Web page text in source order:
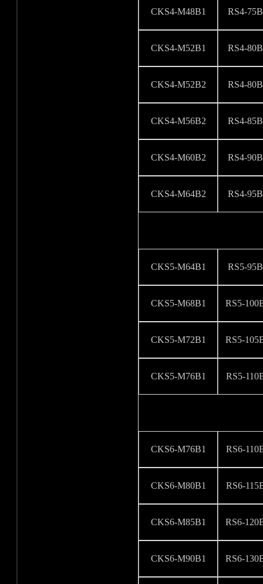
RS4-
CKS4-M48B1
RS4-
CKS4-M52B1
RS4-
CKS4-M52B2
RS4-
CKS4-M56B2
RS4-
CKS4-M60B2
RS4-
CKS4-M64B2
RS5-
CKS5-M64B1
RS5-
CKS5-M68B1
RS5-
CKS5-M72B1
RS5-
CKS5-M76B1
RS6-
CKS6-M76B1
RS6-
CKS6-M80B1
RS6-
CKS6-M85B1
RS6-
CKS6-M90B1